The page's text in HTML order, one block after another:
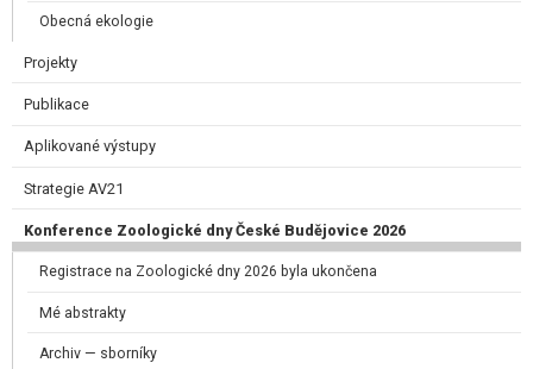
Obecná ekologie
Projekty
Publikace
Aplikované výstupy
Strategie AV21
Konference Zoologické dny České Budějovice 2026
Registrace na Zoologické dny 2026 byla ukončena
Mé abstrakty
Archiv — sborníky